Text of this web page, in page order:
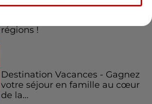
Le Duel - Gagnez vos entrées
régions !
Destination Vacances - Gagnez
votre séjour en famille au cœur
de la...